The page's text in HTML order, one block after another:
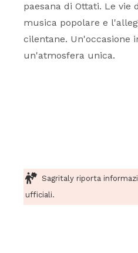
paesana di Ottati. Le vie
musica popolare e
cilentane. Un'occasione
un'atmosfera unica.
Sagritaly riporta
ufficiali.